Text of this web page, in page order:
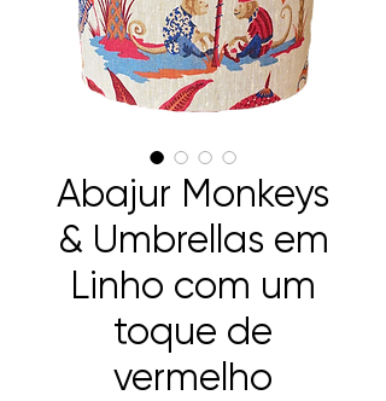
Abajur Monkeys
& Umbrellas em
Linho com um
toque de
vermelho